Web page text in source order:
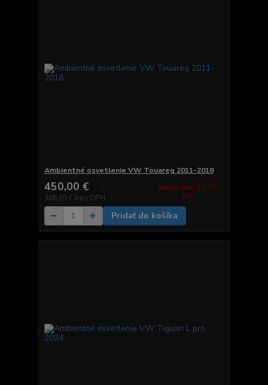
Ambientné osvetlenie VW Touareg 2011-2018
450,00 €
365,85 € bez DPH
dostupnosť: 15-25
dní
Pridať do košíka